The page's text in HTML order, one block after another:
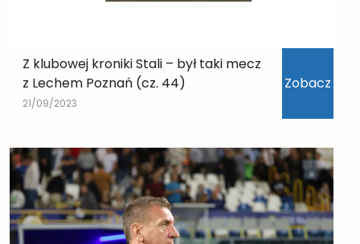
Z klubowej kroniki Stali – był taki mecz
z Lechem Poznań (cz. 44)
21/09/2023
Zobacz